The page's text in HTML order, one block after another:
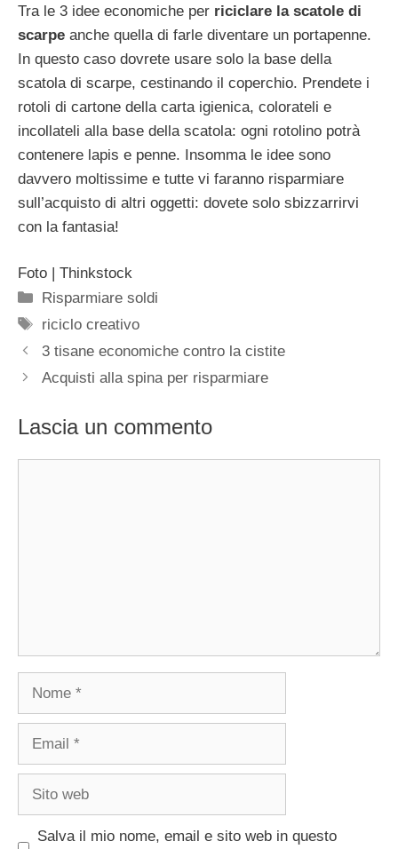
Tra le 3 idee economiche per riciclare la scatole di
scarpe anche quella di farle diventare un portapenne.
In questo caso dovrete usare solo la base della
scatola di scarpe, cestinando il coperchio. Prendete i
rotoli di cartone della carta igienica, colorateli e
incollateli alla base della scatola: ogni rotolino potrà
contenere lapis e penne. Insomma le idee sono
davvero moltissime e tutte vi faranno risparmiare
sull’acquisto di altri oggetti: dovete solo sbizzarrirvi
con la fantasia!
Foto | Thinkstock
Categorie
Risparmiare soldi
Tag
riciclo creativo
3 tisane economiche contro la cistite
Acquisti alla spina per risparmiare
Lascia un commento
Salva il mio nome, email e sito web in questo